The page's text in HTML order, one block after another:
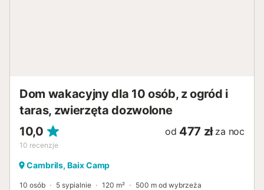
Dom wakacyjny dla 10 osób, z ogród i
taras, zwierzęta dozwolone
10,0
10 recenzje
od 477 zł za noc
Cambrils, Baix Camp
10 osób 5 sypialnie 120 m² 500 m od wybrzeża